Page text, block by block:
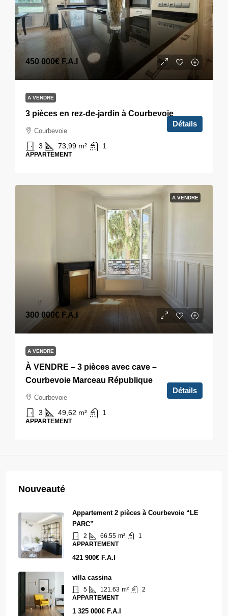
450 000€ F.A.I
A VENDRE
3 pièces en rez-de-jardin à Courbevoie
Courbevoie
3 73,99 m² 1
APPARTEMENT
Détails
A VENDRE
300 000€ F.A.I
A VENDRE
À VENDRE – 3 pièces avec cave –
Courbevoie Marceau République
Courbevoie
3 49,62 m² 1
APPARTEMENT
Détails
Nouveauté
Appartement 2 pièces à Courbevoie “LE
PARC”
2 66.55 m²
1
APPARTEMENT
421 900€ F.A.I
villa cassina
5 121.63 m²
2
APPARTEMENT
1 325 000€ F.A.I